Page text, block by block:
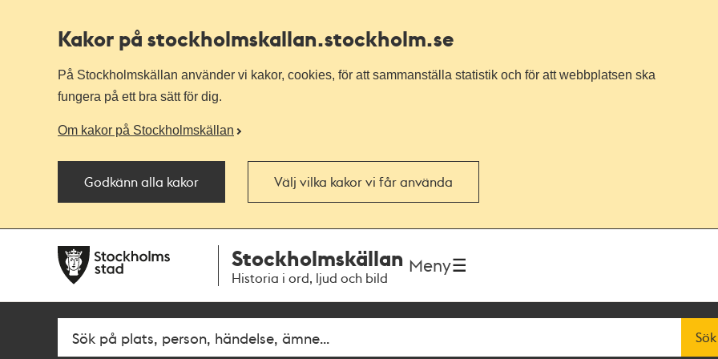
Kakor på stockholmskallan.stockholm.se
På Stockholmskällan använder vi kakor, cookies, för att sammanställa statistik och för att webbplatsen ska
fungera på ett bra sätt för dig.
Om kakor på Stockholmskällan
Godkänn alla kakor Välj vilka kakor vi får använda
navigationen
huvudinnehållet
Stockholmskällan
Historia i ord, ljud och bild
Meny
Fritextsök Sök